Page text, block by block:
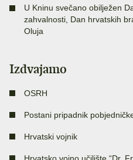
U Kninu svečano obilježen
zahvalnosti, Dan hrvatskih
Oluja
Izdvajamo
OSRH
Postani pripadnik
Hrvatski vojnik